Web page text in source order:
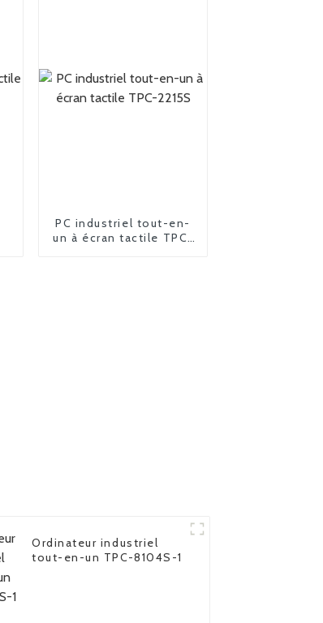
PC industriel tout-en-
un à écran tactile TPC-
Ordinateur industriel
tout-en-un TPC-8104S-1